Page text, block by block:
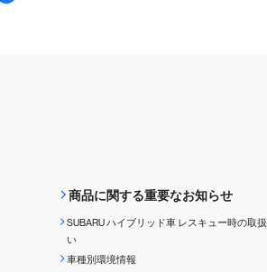
商品に関する重要なお知らせ
SUBARU ハイブリッド車 レスキュー時の取扱
い
車種別環境情報